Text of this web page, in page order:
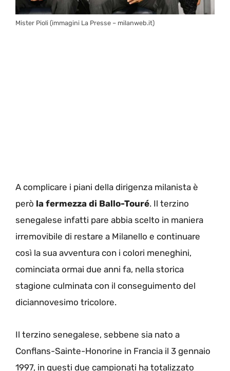
Mister Pioli (immagini La Presse – milanweb.it)
A complicare i piani della dirigenza milanista è
però la fermezza di Ballo-Touré. Il terzino
senegalese infatti pare abbia scelto in maniera
irremovibile di restare a Milanello e continuare
così la sua avventura con i colori meneghini,
cominciata ormai due anni fa, nella storica
stagione culminata con il conseguimento del
diciannovesimo tricolore.
Il terzino senegalese, sebbene sia nato a
Conflans-Sainte-Honorine in Francia il 3 gennaio
1997, in questi due campionati ha totalizzato